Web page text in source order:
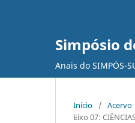
Simpósio
Anais do SIMPÓS-
Início / Acervo
Eixo 07: